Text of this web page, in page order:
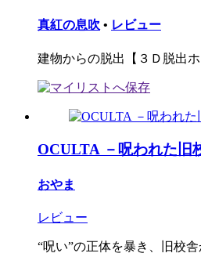
真紅の息吹 • レビュー
建物からの脱出【３Ｄ脱出
OCULTA －呪われた旧
おやま
レビュー
“呪い”の正体を暴き、旧校舎